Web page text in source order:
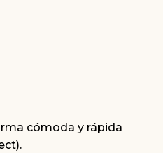
cómoda y rápida